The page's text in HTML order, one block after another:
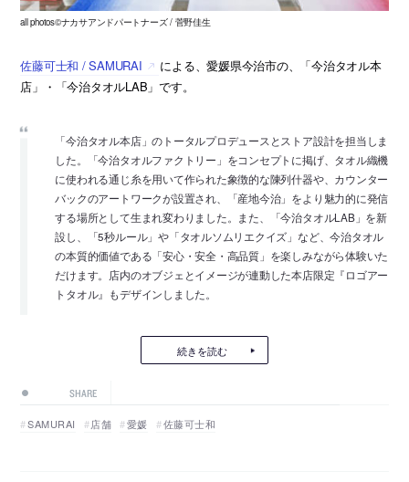
all photos©ナカサアンドパートナーズ / 菅野佳生
佐藤可士和 / SAMURAI
による、愛媛県今治市の、「今治タオル本
店」・「今治タオルLAB」です。
「今治タオル本店」のトータルプロデュースとストア設計を担当しま
した。「今治タオルファクトリー」をコンセプトに掲げ、タオル織機
に使われる通じ糸を用いて作られた象徴的な陳列什器や、カウンター
バックのアートワークが設置され、「産地今治」をより魅力的に発信
する場所として生まれ変わりました。また、「今治タオルLAB」を新
設し、「5秒ルール」や「タオルソムリエクイズ」など、今治タオル
の本質的価値である「安心・安全・高品質」を楽しみながら体験いた
だけます。店内のオブジェとイメージが連動した本店限定『ロゴアー
トタオル』もデザインしました。
続きを読む
SHARE
SAMURAI 店舗 愛媛 佐藤可士和